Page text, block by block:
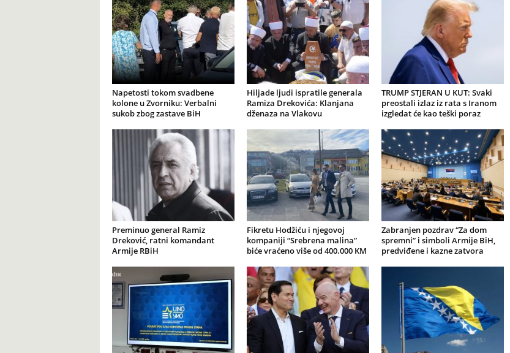
Napetosti tokom svadbene
kolone u Zvorniku: Verbalni
sukob zbog zastave BiH
Hiljade ljudi ispratile generala
Ramiza Drekovića: Klanjana
dženaza na Vlakovu
TRUMP STJERAN U KUT: Svaki
preostali izlaz iz rata s Iranom
izgledat će kao teški poraz
Preminuo general Ramiz
Dreković, ratni komandant
Armije RBiH
Fikretu Hodžiću i njegovoj
kompaniji “Srebrena malina”
biće vraćeno više od 400.000 KM
Zabranjen pozdrav “Za dom
spremni” i simboli Armije BiH,
predviđene i kazne zatvora